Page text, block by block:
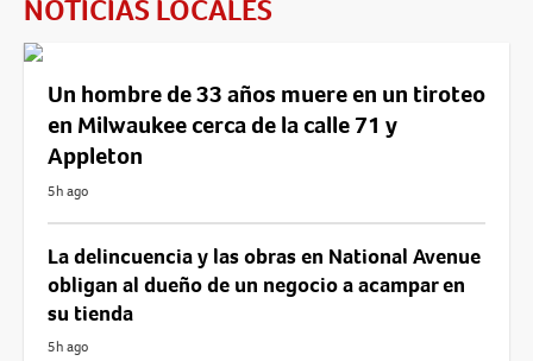
NOTICIAS LOCALES
Un hombre de 33 años muere en un tiroteo
en Milwaukee cerca de la calle 71 y
Appleton
5h ago
La delincuencia y las obras en National Avenue
obligan al dueño de un negocio a acampar en
su tienda
5h ago